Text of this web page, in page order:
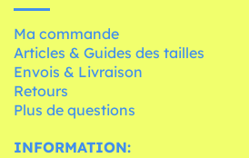
Ma commande
Articles & Guides des tailles
Envois & Livraison
Retours
Plus de questions
INFORMATION: